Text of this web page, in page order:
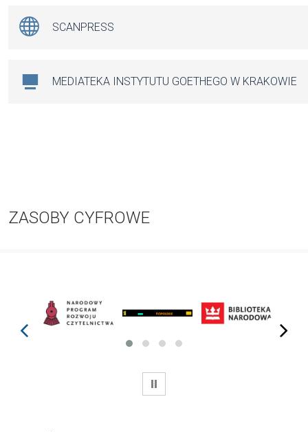
SCANPRESS
MEDIATEKA INSTYTUTU GOETHEGO W KRAKOWIE
ZASOBY CYFROWE
prev next
WSTRZYMAJ